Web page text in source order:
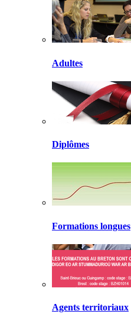
Adultes
Diplômes
Formations longues
Agents territoriaux